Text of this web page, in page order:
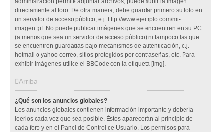
administración permite adjuntar archivos, puede subir la imagen
directamente al foro. De otra manera, debe guardar primero su foto en
un servidor de acceso público, e.j. http://www.ejemplo.com/mi-
imagen.gif. No puede publicar imágenes que se encuentren en su PC
(a menos que sea un servidor de acceso público) ni tampoco las que
se encuentren guardadas bajo mecanismos de autenticación, e.j.
hotmail o yahoo correo, sitios protegidos por contraseñas, etc. Para
exhibir imágenes utilice el BBCode con la etiqueta [img].
Arriba
¿Qué son los anuncios globales?
Los anuncios globales contienen información importante y debería
leerlos cada vez que sea posible. Éstos aparecerán al principio de
cada foro y en el Panel de Control de Usuario. Los permisos para